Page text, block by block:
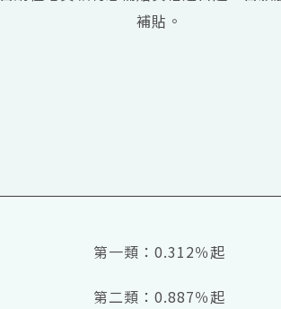
補貼。
第一類：0.312％起
第二類：0.887％起